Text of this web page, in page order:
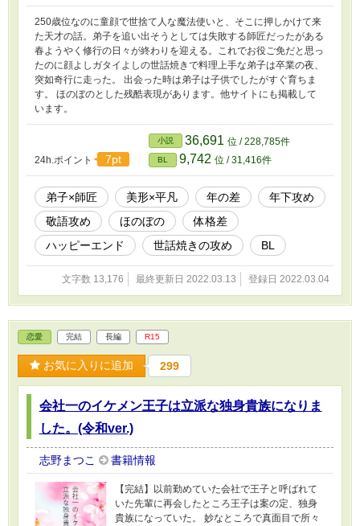
250歳位なのに童顔で世捨て人な魔法使いと、そこに押しかけて来
た天才の話。弟子を追い出そうとしては失敗する師匠だったがある
春ようやく修行の日々が終わりを迎える。これでお役ご免だと思っ
たのに顔よしガタイよしの世話焼きで料理上手な弟子は卒業の夜、
突如奇行に走った。 出会った時は弟子は子供でしたがすぐ育ちま
す。 ほのぼのとした残酷表現があります。他サイトにも掲載して
います。
24h.ポイント 7pt
小説 36,691 位 / 228,785件
BL 9,742 位 / 31,416件
弟子×師匠 美形×平凡 年の差
年下攻め
敬語攻め
ほのぼの
体格差
ハッピーエンド
世話焼きの攻め BL
文字数 13,176 最終更新日 2022.03.13 登録日 2022.03.04
恋愛 完結 長編 R15
お気に入りに追加 299
会社一のイケメン王子は立派な独身貴族になりま
した。(令和ver.)
志野まつこ 書籍情報
【完結】以前勤めていた会社で王子と呼ばれて
いた先輩に再会したところ王子は案の定、独身
貴族になっていた。 妙なところで真面目で所々